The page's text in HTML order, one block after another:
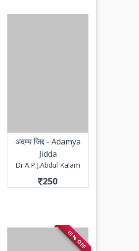
अदम्य जिद्द - Adamya
Jidda
Dr.A.P.J.Abdul Kalam
250
10 % OFF